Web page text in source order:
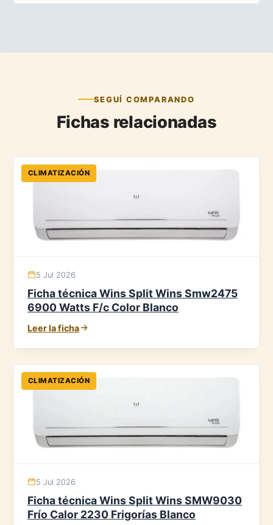
SEGUÍ COMPARANDO
Fichas relacionadas
CLIMATIZACIÓN
5 Jul 2026
Ficha técnica Wins Split Wins Smw2475
6900 Watts F/c Color Blanco
Leer la ficha
CLIMATIZACIÓN
5 Jul 2026
Ficha técnica Wins Split Wins SMW9030
Frío Calor 2230 Frigorías Blanco